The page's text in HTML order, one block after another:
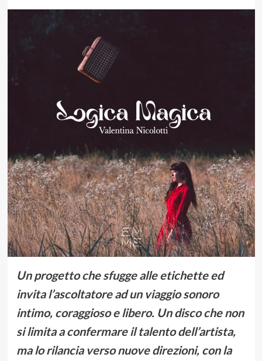
Un progetto che sfugge alle etichette ed
invita l’ascoltatore ad un viaggio sonoro
intimo, coraggioso e libero. Un disco che non
si limita a confermare il talento dell’artista,
ma lo rilancia verso nuove direzioni, con la